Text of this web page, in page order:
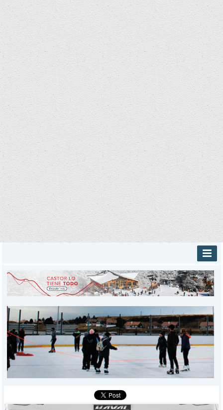
INICIO
PROVINCIALES
DEPORTES
POLICIALES
I-DIARIO
MÁS
BÚSQUEDA